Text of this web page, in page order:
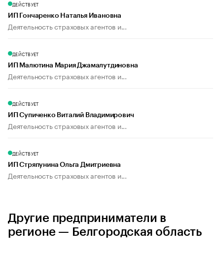
ДЕЙСТВУЕТ
ИП Гончаренко Наталья Ивановна
Деятельность страховых агентов и...
ДЕЙСТВУЕТ
ИП Малютина Мария Джамалутдиновна
Деятельность страховых агентов и...
ДЕЙСТВУЕТ
ИП Супиченко Виталий Владимирович
Деятельность страховых агентов и...
ДЕЙСТВУЕТ
ИП Стряпунина Ольга Дмитриевна
Деятельность страховых агентов и...
Другие предприниматели в
регионе — Белгородская область